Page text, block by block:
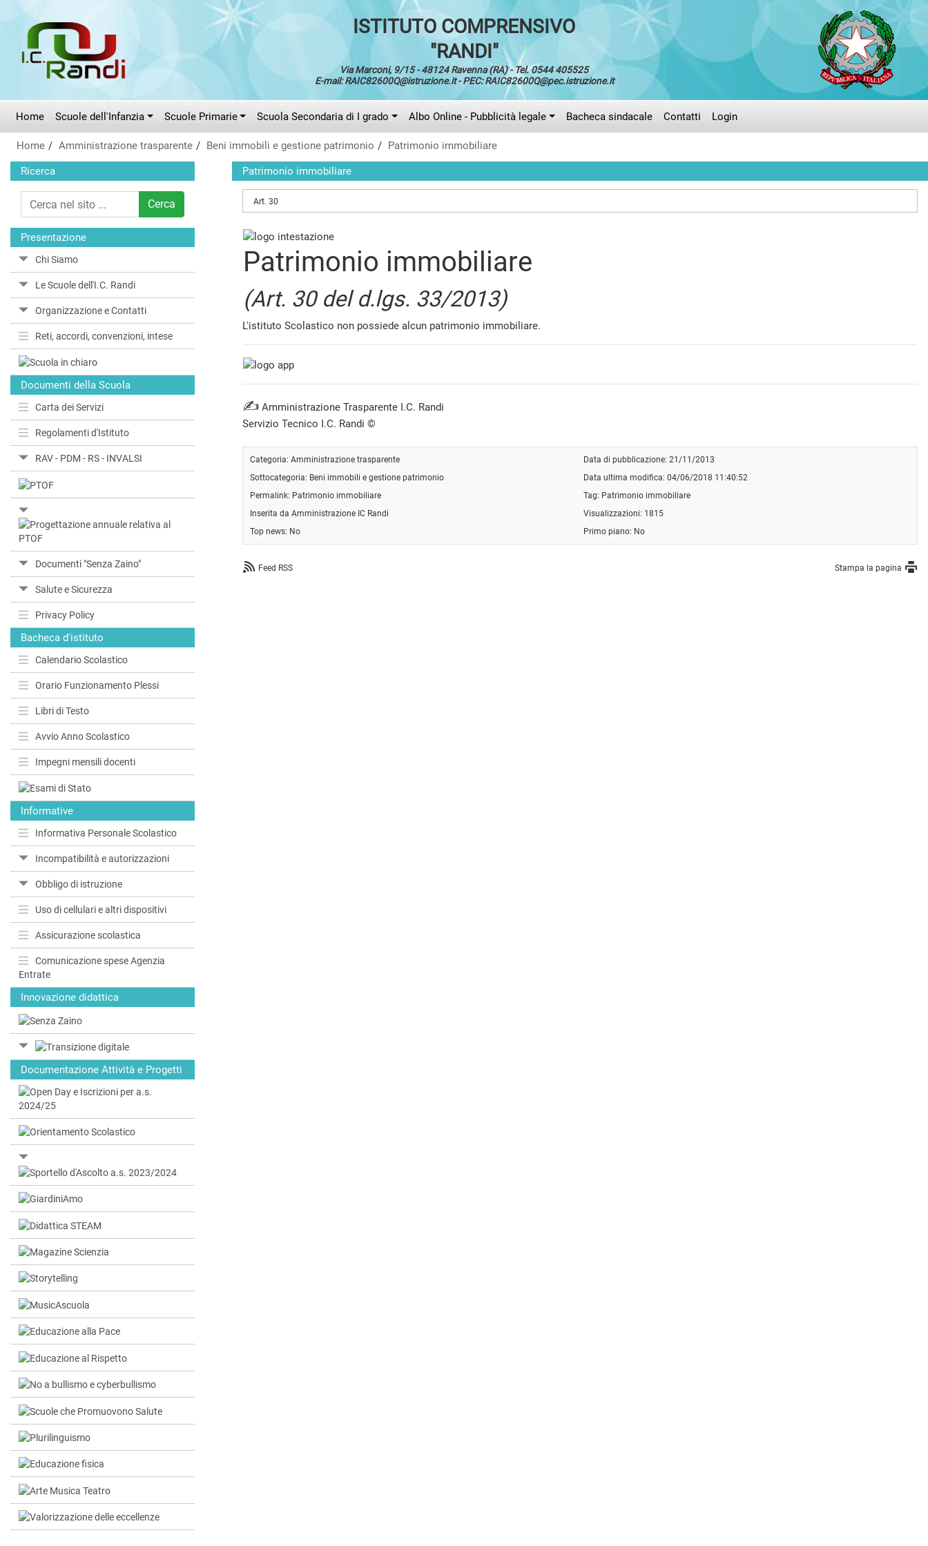
ISTITUTO COMPRENSIVO
"RANDI"
Via Marconi, 9/15 - 48124 Ravenna (RA) - Tel. 0544 405525
E-mail: RAIC82600Q@istruzione.it - PEC: RAIC82600Q@pec.istruzione.it
Home Scuole dell'Infanzia Scuole Primarie Scuola Secondaria di I grado Albo Online - Pubblicità legale Bacheca sindacale Contatti Login
Home Amministrazione trasparente Beni immobili e gestione patrimonio Patrimonio immobiliare
Ricerca
Cerca
Presentazione
Chi Siamo
Le Scuole dell'I.C. Randi
Organizzazione e Contatti
Reti, accordi, convenzioni, intese
Documenti della Scuola
Carta dei Servizi
Regolamenti d'Istituto
RAV - PDM - RS - INVALSI
Documenti "Senza Zaino"
Salute e Sicurezza
Privacy Policy
Bacheca d'istituto
Calendario Scolastico
Orario Funzionamento Plessi
Libri di Testo
Avvio Anno Scolastico
Impegni mensili docenti
Informative
Informativa Personale Scolastico
Incompatibilità e autorizzazioni
Obbligo di istruzione
Uso di cellulari e altri dispositivi
Assicurazione scolastica
Comunicazione spese Agenzia
Entrate
Innovazione didattica
Documentazione Attività e Progetti
Patrimonio immobiliare
Art. 30
Patrimonio immobiliare
(Art. 30 del d.lgs. 33/2013)
L'istituto Scolastico non possiede alcun patrimonio immobiliare.
✍ Amministrazione Trasparente I.C. Randi
Servizio Tecnico I.C. Randi ©
Categoria: Amministrazione trasparente
Data di pubblicazione: 21/11/2013
Sottocategoria: Beni immobili e gestione patrimonio
Data ultima modifica: 04/06/2018 11:40:52
Permalink: Patrimonio immobiliare Tag: Patrimonio immobiliare
Inserita da Amministrazione IC Randi
Visualizzazioni: 1815
Top news: No
Primo piano: No
Feed RSS Stampa la pagina